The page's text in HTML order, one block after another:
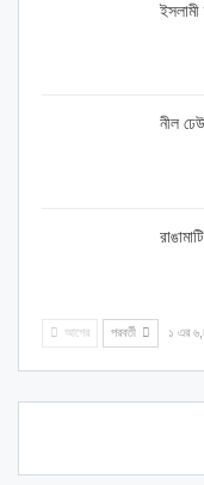
ইসলামী
নীল
আগের পরবর্তী ১ এর